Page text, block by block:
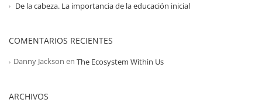
De la cabeza. La importancia de la educación inicial
COMENTARIOS RECIENTES
Danny Jackson en The Ecosystem Within Us
ARCHIVOS